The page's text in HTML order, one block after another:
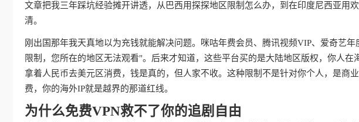
文章把我三年踩坑经验摊开讲透，从巴西用探探地区限制怎么办，到在印度尼西亚用
清。
刚出国那年我天真地以为充钱就能解决问题。咪咕年费会员、腾讯视频VIP、爱奇艺
限制，您所在的地区无法观看"。后来才知道，这些平台买的是大陆地区版权，你人
拿着人民币去美元区消费，钱是真的，但人家不收。这种限制不是针对你个人，是商
费，你的海外IP就是越界的那道红线。
为什么免费VPN救不了你的追剧自由